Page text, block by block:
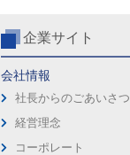
企業サイト
会社情報
社長からのごあいさつ
経営理念
コーポレート